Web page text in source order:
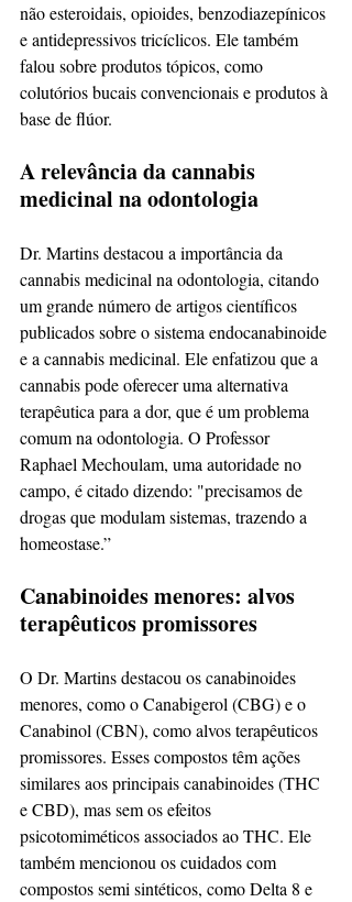
não esteroidais, opioides, benzodiazepínicos
e antidepressivos tricíclicos. Ele também
falou sobre produtos tópicos, como
colutórios bucais convencionais e produtos à
base de flúor.
A relevância da cannabis
medicinal na odontologia
Dr. Martins destacou a importância da
cannabis medicinal na odontologia, citando
um grande número de artigos científicos
publicados sobre o sistema endocanabinoide
e a cannabis medicinal. Ele enfatizou que a
cannabis pode oferecer uma alternativa
terapêutica para a dor, que é um problema
comum na odontologia. O Professor
Raphael Mechoulam, uma autoridade no
campo, é citado dizendo: "precisamos de
drogas que modulam sistemas, trazendo a
homeostase.”
Canabinoides menores: alvos
terapêuticos promissores
O Dr. Martins destacou os canabinoides
menores, como o Canabigerol (CBG) e o
Canabinol (CBN), como alvos terapêuticos
promissores. Esses compostos têm ações
similares aos principais canabinoides (THC
e CBD), mas sem os efeitos
psicotomiméticos associados ao THC. Ele
também mencionou os cuidados com
compostos semi sintéticos, como Delta 8 e